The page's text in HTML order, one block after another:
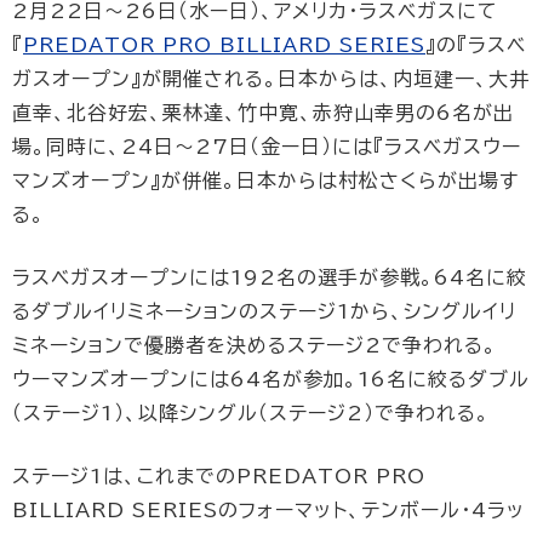
2月22日〜26日（水ー日）、アメリカ・ラスベガスにて
『 PREDATOR PRO BILLIARD SERIES 』の『ラスベ
ガスオープン』が開催される。日本からは、内垣建一、大井
直幸、北谷好宏、栗林達、竹中寛、赤狩山幸男の6名が出
場。同時に、24日～27日（金ー日）には『ラスベガスウー
マンズオープン』が併催。日本からは村松さくらが出場す
る。
ラスベガスオープンには192名の選手が参戦。64名に絞
るダブルイリミネーションのステージ1から、シングルイリ
ミネーションで優勝者を決めるステージ2で争われる。
ウーマンズオープンには64名が参加。16名に絞るダブル
（ステージ1）、以降シングル（ステージ2）で争われる。
ステージ1は、これまでのPREDATOR PRO
BILLIARD SERIESのフォーマット、テンボール・4ラッ